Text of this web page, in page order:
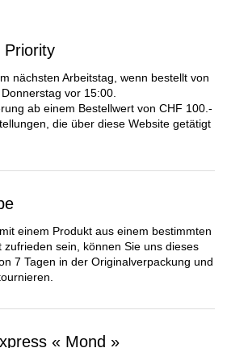
Priority
nächsten Arbeitstag, wenn bestellt von
vor 15:00.
ab einem Bestellwert von CHF 100.-
die über diese Website getätigt
einem Produkt aus einem bestimmten
zufrieden sein, können Sie uns dieses
7 Tagen in der Originalverpackung und
« Mond »